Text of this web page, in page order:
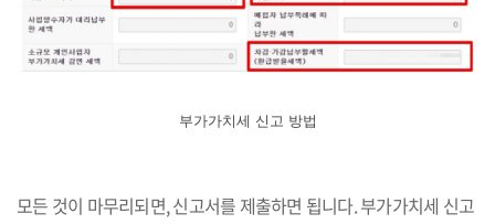
부가가치세 신고 방법
모든 것이 마무리되면, 신고서를 제출하면 됩니다. 부가가치세 신고